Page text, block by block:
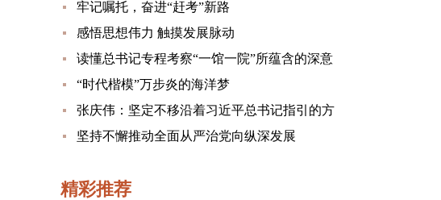
牢记嘱托，奋进“赶考”新路
感悟思想伟力 触摸发展脉动
读懂总书记专程考察“一馆一院”所蕴含的深意
“时代楷模”万步炎的海洋梦
张庆伟：坚定不移沿着习近平总书记指引的方
向前进 凝心聚力奋进新征程建功新时代谱写新
坚持不懈推动全面从严治党向纵深发展
精彩推荐